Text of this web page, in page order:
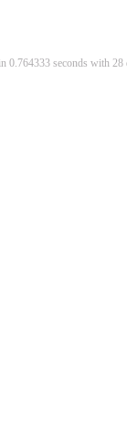
in 0.764333 seconds with